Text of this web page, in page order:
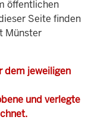
öffentlichen
Seite finden
Münster
dem jeweiligen
und verlegte